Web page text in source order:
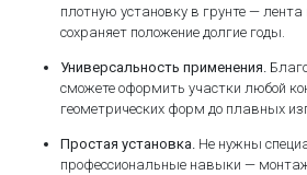
плотную установку в грунте — лента
сохраняет положение долгие годы.
Универсальность применения.
сможете оформить участки любой
геометрических форм до плавных
Простая установка. Не нужны
профессиональные навыки —